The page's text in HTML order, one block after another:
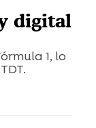
digital
1, lo